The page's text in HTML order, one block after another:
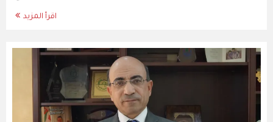
اقرأ المزيد